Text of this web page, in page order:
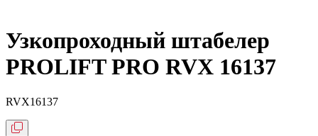
Узкопроходный штабелер
PROLIFT PRO RVX 16137
RVX16137